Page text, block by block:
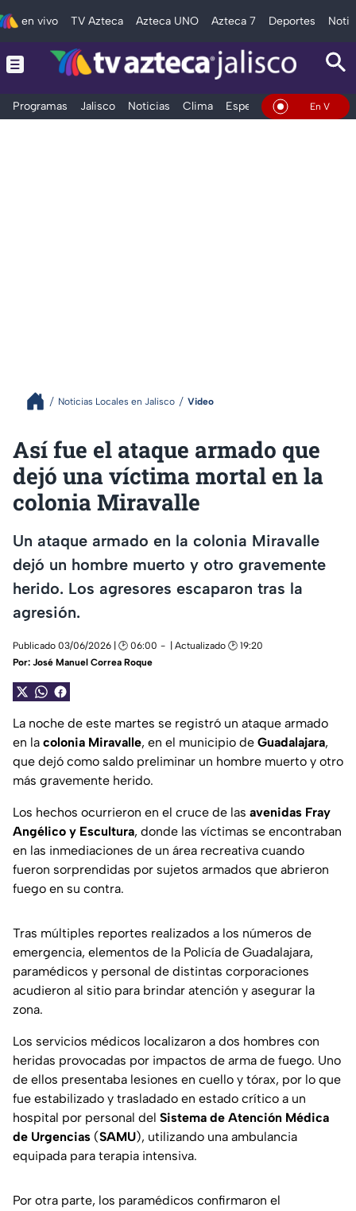
en vivo TV Azteca Azteca UNO Azteca 7 Deportes
Programas Jalisco Noticias Clima Espectáculos Deportes
En Vivo
Noticias Locales en Jalisco Video
Así fue el ataque armado que
dejó una víctima mortal en la
colonia Miravalle
Un ataque armado en la colonia Miravalle
dejó un hombre muerto y otro gravemente
herido. Los agresores escaparon tras la
agresión.
Publicado 03/06/2026 | 🕑 06:00
| Actualizado 🕑 19:20
Por: José Manuel Correa Roque
La noche de este martes se registró un ataque armado
en la colonia Miravalle, en el municipio de Guadalajara,
que dejó como saldo preliminar un hombre muerto y otro
más gravemente herido.
Los hechos ocurrieron en el cruce de las avenidas Fray
Angélico y Escultura, donde las víctimas se encontraban
en las inmediaciones de un área recreativa cuando
fueron sorprendidas por sujetos armados que abrieron
fuego en su contra.
Tras múltiples reportes realizados a los números de
emergencia, elementos de la Policía de Guadalajara,
paramédicos y personal de distintas corporaciones
acudieron al sitio para brindar atención y asegurar la
zona.
Los servicios médicos localizaron a dos hombres con
heridas provocadas por impactos de arma de fuego. Uno
de ellos presentaba lesiones en cuello y tórax, por lo que
fue estabilizado y trasladado en estado crítico a un
hospital por personal del Sistema de Atención Médica
de Urgencias (SAMU), utilizando una ambulancia
equipada para terapia intensiva.
Por otra parte, los paramédicos confirmaron el